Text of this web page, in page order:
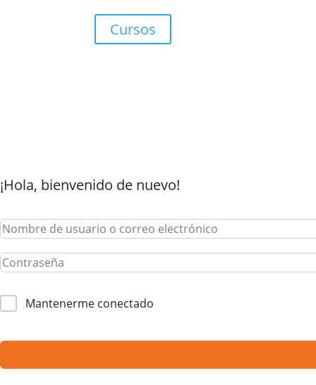
Cursos
¡Hola, bienvenido de nuevo!
Mantenerme conectado